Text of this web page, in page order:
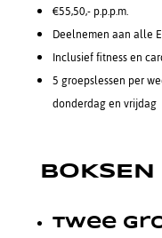
€55,50,- p.p.p.m.
Deelnemen aan alle
Inclusief fitness en
5 groepslessen per
donderdag en vrijdag
BOKSEN
Twee